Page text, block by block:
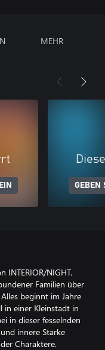
MEHR
GEBEN
INTERIOR/NIGHT,
Familien über
beginnt im Jahre
in einer Kleinstadt in
in dieser fesselnden
innere Stärke
Charaktere.